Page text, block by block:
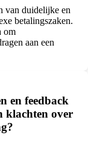
van duidelijke en
betalingszaken.
om
aan een
en feedback
klachten over